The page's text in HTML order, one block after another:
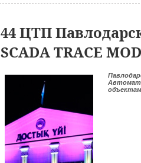
44 ЦТП
SCADA TRACE